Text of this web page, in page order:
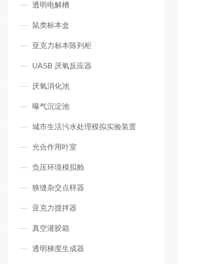
透明电解槽
鼠类标本盒
亚克力标本陈列柜
UASB 厌氧反应器
厌氧消化池
曝气沉淀池
城市生活污水处理模拟实验装置
光合作用叶室
负压环境模拟舱
狭缝杂交点样器
亚克力搅拌器
真空灌胶箱
透明梯度生成器